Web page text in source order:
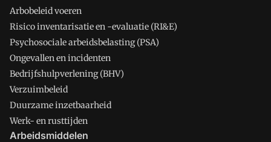
Arbobeleid voeren
Risico inventarisatie en -evaluatie (RI&E)
Psychosociale arbeidsbelasting (PSA)
Ongevallen en incidenten
Bedrijfshulpverlening (BHV)
Verzuimbeleid
Duurzame inzetbaarheid
Werk- en rusttijden
Arbeidsmiddelen